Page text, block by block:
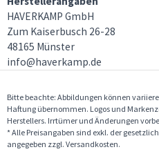
HAVERKAMP GmbH
Zum Kaiserbusch 26-28
48165 Münster
info@haverkamp.de
Bitte beachte: Abbildungen können
Haftung übernommen. Logos und
Herstellers. Irrtümer und Änderungen
* Alle Preisangaben sind exkl. der
angegeben zzgl. Versandkosten.